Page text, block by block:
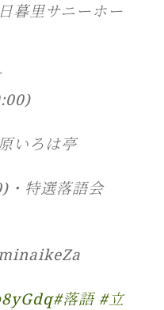
暮里サニーホー
いろは亭
・特選落語会
#落語 #立